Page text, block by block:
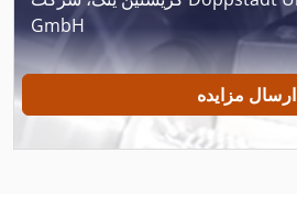
Atlas Copco Ga 408
Atlas Copco Ga 508
GmbH
ارسال مزایده